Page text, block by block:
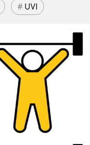
# UVI